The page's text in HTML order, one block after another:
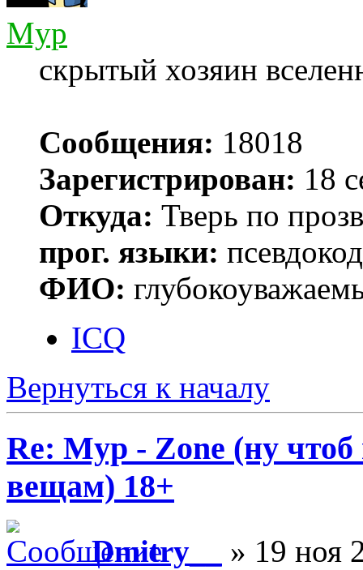
Myp
скрытый хозяин
Сообщения: 18018
Зарегистрирован: 18
Откуда: Тверь по
прог. языки:
ФИО:
ICQ
Вернуться к началу
Re: Myp - Zone (ну
вещам) 18+
Dmitry__
» 19 ноя